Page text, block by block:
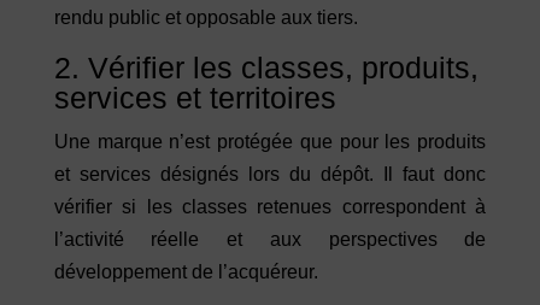
rendu public et opposable aux tiers.
2. Vérifier les classes, produits,
services et territoires
Une marque n’est protégée que pour les produits
et services désignés lors du dépôt. Il faut donc
vérifier si les classes retenues correspondent à
l’activité réelle et aux perspectives de
développement de l’acquéreur.